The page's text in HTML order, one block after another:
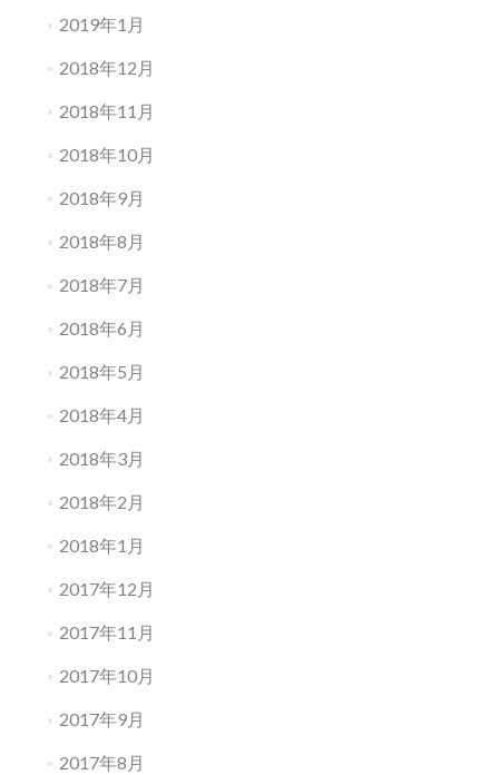
2019年1月
2018年12月
2018年11月
2018年10月
2018年9月
2018年8月
2018年7月
2018年6月
2018年5月
2018年4月
2018年3月
2018年2月
2018年1月
2017年12月
2017年11月
2017年10月
2017年9月
2017年8月